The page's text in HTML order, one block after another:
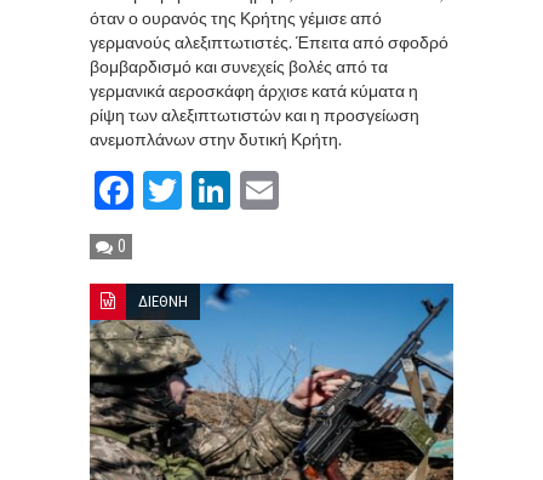
όταν ο ουρανός της Κρήτης γέμισε από
γερμανούς αλεξιπτωτιστές. Έπειτα από σφοδρό
βομβαρδισμό και συνεχείς βολές από τα
γερμανικά αεροσκάφη άρχισε κατά κύματα η
ρίψη των αλεξιπτωτιστών και η προσγείωση
ανεμοπλάνων στην δυτική Κρήτη.
Facebook
TwitterLinkedIn
0
ΔΙΕΘΝΗ